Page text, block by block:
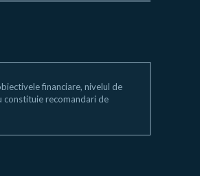
financiare, nivelul de
constituie recomandari de